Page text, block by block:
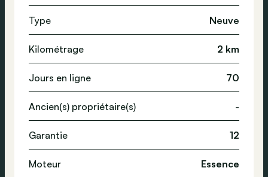
Type Neuve
Kilométrage 2 km
Jours en ligne 70
Ancien(s) propriétaire(s) -
Garantie 12
Moteur Essence